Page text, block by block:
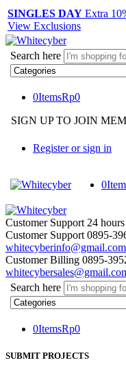
SINGLES DAY Extra
View Exclusions
Search here
0ItemsRp0
SIGN UP TO JOIN
Register or sign in
0
Customer Support 24 hours
Customer Support 0895-
whitecyberinfo@gmail.com
Customer Billing 0895-
Search here
0ItemsRp0
SUBMIT PROJECTS